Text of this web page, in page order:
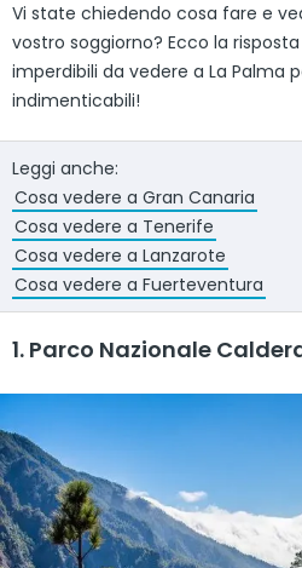
Vi state chiedendo cosa fare e
vostro soggiorno? Ecco la
imperdibili da vedere a La Palma
indimenticabili!
Leggi anche:
Cosa vedere a Gran Canaria
Cosa vedere a Tenerife
Cosa vedere a Lanzarote
Cosa vedere a Fuerteventura
1. Parco Nazionale